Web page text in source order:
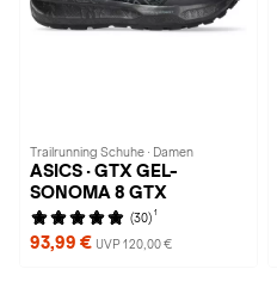
Trailrunning Schuhe · Damen
ASICS · GTX GEL-
SONOMA 8 GTX
(30) 1
93,99 € UVP 120,00 €